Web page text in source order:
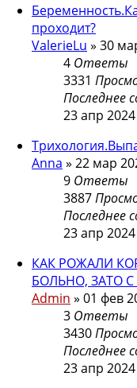
проходит?
ValerieLu » 30
4 Ответы
3331
Последнее
23 апр
Anna » 22 мар
9 Ответы
3887
Последнее
23 апр
КАК РОЖАЛИ
БОЛЬНО, ЗАТО
Admin » 01 фев
3 Ответы
3430
Последнее
23 апр